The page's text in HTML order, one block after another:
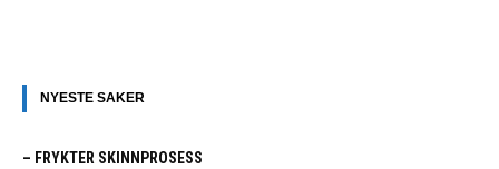
NYESTE SAKER
– FRYKTER SKINNPROSESS